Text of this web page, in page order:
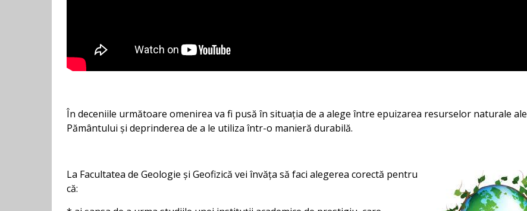
În deceniile următoare omenirea va fi pusă în situația de a alege între epuizarea resurselor naturale ale
Pământului și deprinderea de a le utiliza într-o manieră durabilă.
La Facultatea de Geologie și Geofizică vei învăța să faci alegerea corectă pentru
că: